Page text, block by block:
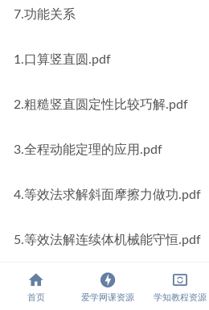
7.功能关系
1.口算竖直圆.pdf
2.粗糙竖直圆定性比较巧解.pdf
3.全程动能定理的应用.pdf
4.等效法求解斜面摩擦力做功.pdf
5.等效法解连续体机械能守恒.pdf
6.比例法速解能量变化问题.pdf
首页 爱学网课资源 学知教程资源